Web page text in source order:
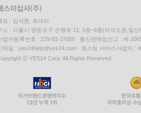
표 : 김석환, 최세라
소 : 서울시 영등포구 은행로 11, 5층~6층(여의도동,일신
업자등록번호 : 229-81-37000 통신판매업신고 : 제
메일 : yes24help@yes24.com 호스팅 서비스사업자 :
ⓒ YES24 Corp. All Rights Reserved.